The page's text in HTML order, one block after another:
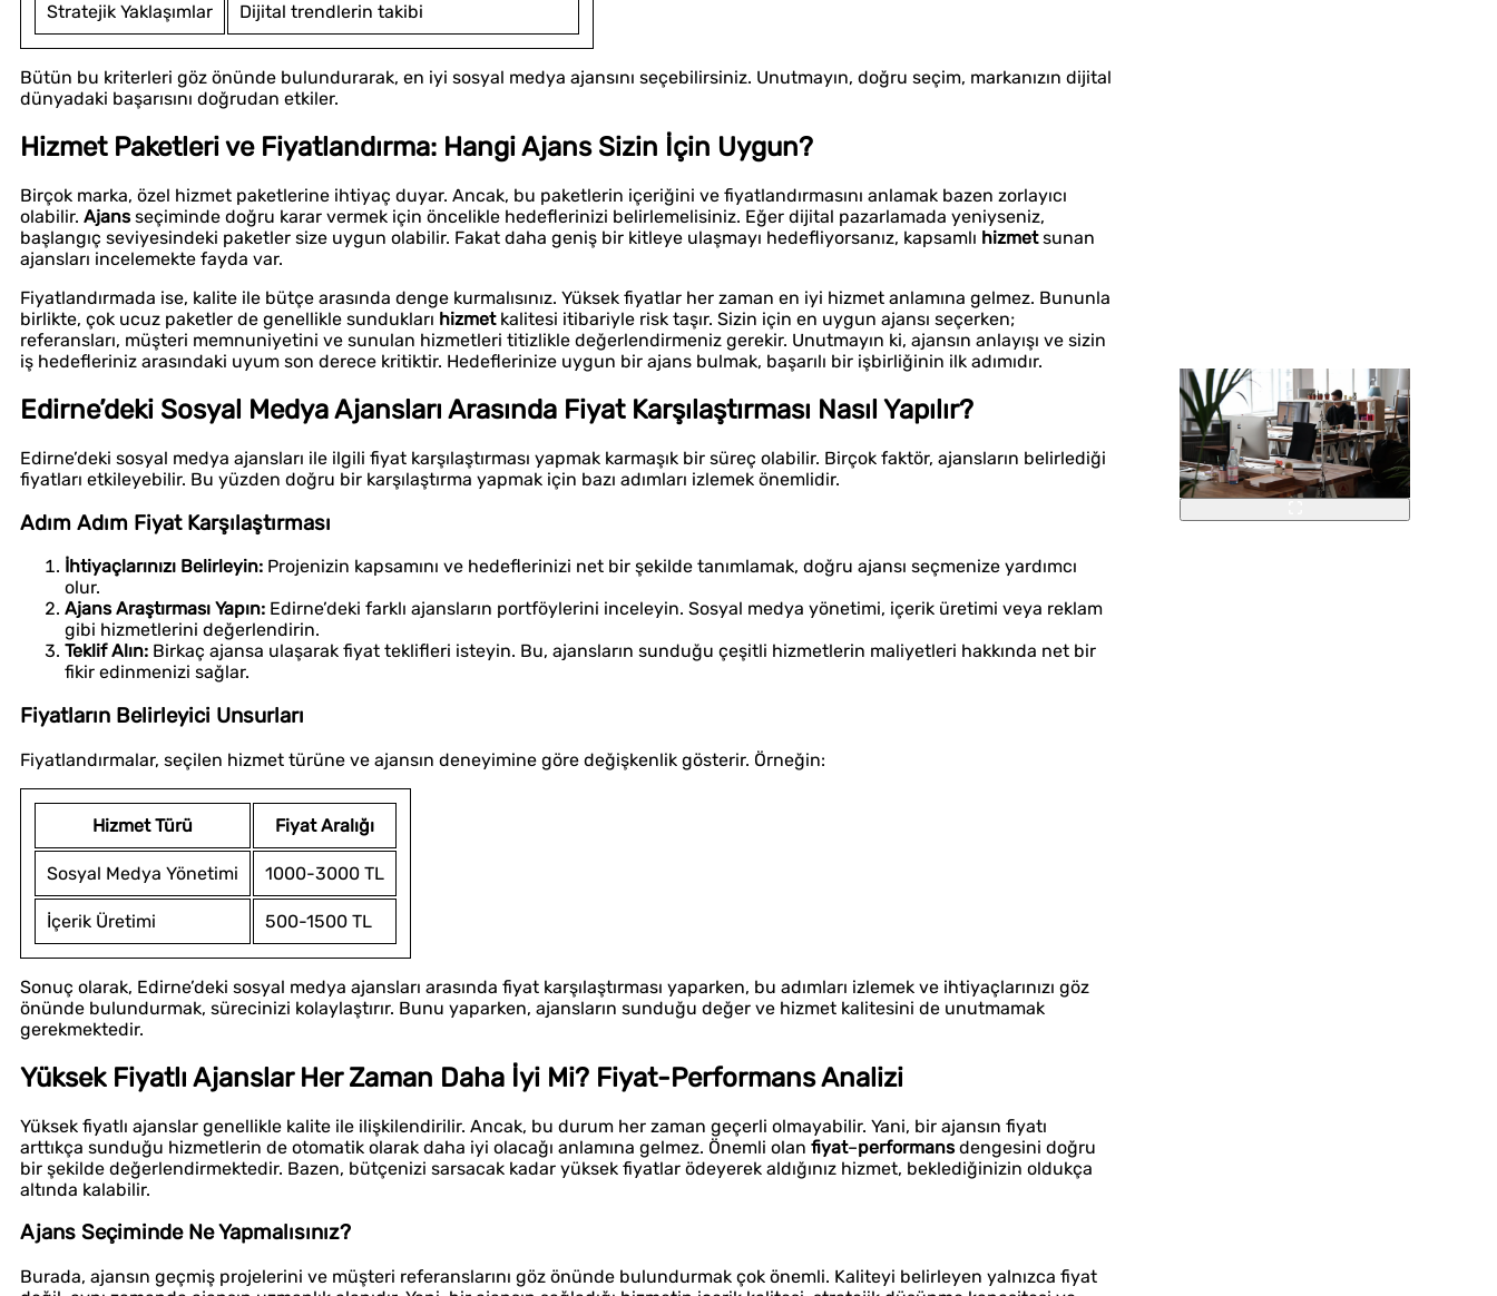
Stratejik Yaklaşımlar Dijital trendlerin takibi
Bütün bu kriterleri göz önünde bulundurarak, en iyi sosyal medya ajansını seçebilirsiniz. Unutmayın, doğru seçim, markanızın dijital
dünyadaki başarısını doğrudan etkiler.
Hizmet Paketleri ve Fiyatlandırma: Hangi Ajans Sizin İçin Uygun?
Birçok marka, özel hizmet paketlerine ihtiyaç duyar. Ancak, bu paketlerin içeriğini ve fiyatlandırmasını anlamak bazen zorlayıcı
olabilir. Ajansseçiminde doğru karar vermek için öncelikle hedeflerinizi belirlemelisiniz. Eğer dijital pazarlamada yeniyseniz,
başlangıç seviyesindeki paketler size uygun olabilir. Fakat daha geniş bir kitleye ulaşmayı hedefliyorsanız, kapsamlı hizmetsunan
ajansları incelemekte fayda var.
Fiyatlandırmada ise, kalite ile bütçe arasında denge kurmalısınız. Yüksek fiyatlar her zaman en iyi hizmet anlamına gelmez. Bununla
birlikte, çok ucuz paketler de genellikle sundukları hizmetkalitesi itibariyle risk taşır. Sizin için en uygun ajansı seçerken;
referansları, müşteri memnuniyetini ve sunulan hizmetleri titizlikle değerlendirmeniz gerekir. Unutmayın ki, ajansın anlayışı ve sizin
iş hedefleriniz arasındaki uyum son derece kritiktir. Hedeflerinize uygun bir ajans bulmak, başarılı bir işbirliğinin ilk adımıdır.
Edirne’deki Sosyal Medya Ajansları Arasında Fiyat Karşılaştırması Nasıl Yapılır?
Edirne’deki sosyal medya ajansları ile ilgili fiyat karşılaştırması yapmak karmaşık bir süreç olabilir. Birçok faktör, ajansların belirlediği
fiyatları etkileyebilir. Bu yüzden doğru bir karşılaştırma yapmak için bazı adımları izlemek önemlidir.
Adım Adım Fiyat Karşılaştırması
İhtiyaçlarınızı Belirleyin: Projenizin kapsamını ve hedeflerinizi net bir şekilde tanımlamak, doğru ajansı seçmenize yardımcı
olur.
Ajans Araştırması Yapın: Edirne’deki farklı ajansların portföylerini inceleyin. Sosyal medya yönetimi, içerik üretimi veya reklam
gibi hizmetlerini değerlendirin.
Teklif Alın: Birkaç ajansa ulaşarak fiyat teklifleri isteyin. Bu, ajansların sunduğu çeşitli hizmetlerin maliyetleri hakkında net bir
fikir edinmenizi sağlar.
Fiyatların Belirleyici Unsurları
Fiyatlandırmalar, seçilen hizmet türüne ve ajansın deneyimine göre değişkenlik gösterir. Örneğin:
Hizmet Türü Fiyat Aralığı
Sosyal Medya Yönetimi 1000-3000 TL
İçerik Üretimi 500-1500 TL
Sonuç olarak, Edirne’deki sosyal medya ajansları arasında fiyat karşılaştırması yaparken, bu adımları izlemek ve ihtiyaçlarınızı göz
önünde bulundurmak, sürecinizi kolaylaştırır. Bunu yaparken, ajansların sunduğu değer ve hizmet kalitesini de unutmamak
gerekmektedir.
Yüksek Fiyatlı Ajanslar Her Zaman Daha İyi Mi? Fiyat-Performans Analizi
Yüksek fiyatlı ajanslar genellikle kalite ile ilişkilendirilir. Ancak, bu durum her zaman geçerli olmayabilir. Yani, bir ajansın fiyatı
arttıkça sunduğu hizmetlerin de otomatik olarak daha iyi olacağı anlamına gelmez. Önemli olan fiyat–performansdengesini doğru
bir şekilde değerlendirmektedir. Bazen, bütçenizi sarsacak kadar yüksek fiyatlar ödeyerek aldığınız hizmet, beklediğinizin oldukça
altında kalabilir.
Ajans Seçiminde Ne Yapmalısınız?
Burada, ajansın geçmiş projelerini ve müşteri referanslarını göz önünde bulundurmak çok önemli. Kaliteyi belirleyen yalnızca fiyat